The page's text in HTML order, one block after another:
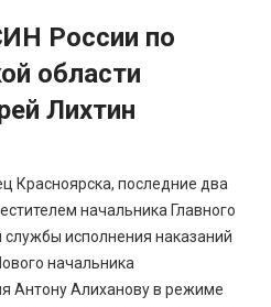
России по
области
Лихтин
Красноярска, последние два
начальника Главного
исполнения наказаний
начальника
Антону Алиханову в режиме